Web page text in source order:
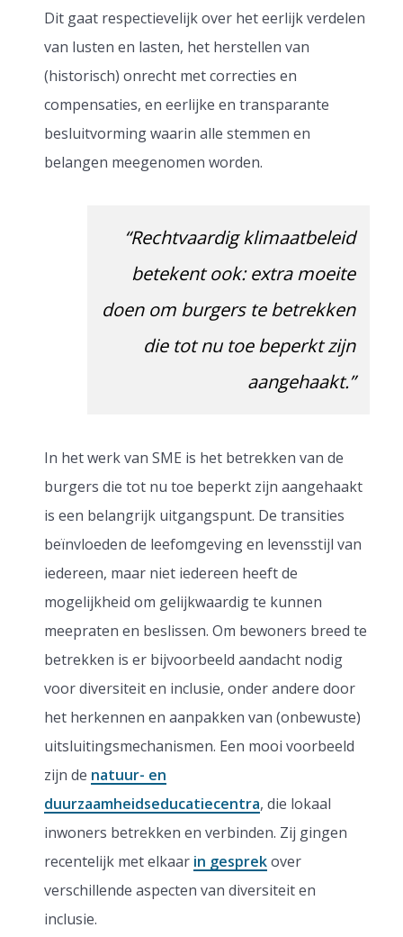
Dit gaat respectievelijk over het eerlijk verdelen
van lusten en lasten, het herstellen van
(historisch) onrecht met correcties en
compensaties, en eerlijke en transparante
besluitvorming waarin alle stemmen en
belangen meegenomen worden.
“Rechtvaardig klimaatbeleid
betekent ook: extra moeite
doen om burgers te betrekken
die tot nu toe beperkt zijn
aangehaakt.”
In het werk van SME is het betrekken van de
burgers die tot nu toe beperkt zijn aangehaakt
is een belangrijk uitgangspunt. De transities
beïnvloeden de leefomgeving en levensstijl van
iedereen, maar niet iedereen heeft de
mogelijkheid om gelijkwaardig te kunnen
meepraten en beslissen. Om bewoners breed te
betrekken is er bijvoorbeeld aandacht nodig
voor diversiteit en inclusie, onder andere door
het herkennen en aanpakken van (onbewuste)
uitsluitingsmechanismen. Een mooi voorbeeld
zijn de natuur- en
duurzaamheidseducatiecentra, die lokaal
inwoners betrekken en verbinden. Zij gingen
recentelijk met elkaar in gesprekover
verschillende aspecten van diversiteit en
inclusie.